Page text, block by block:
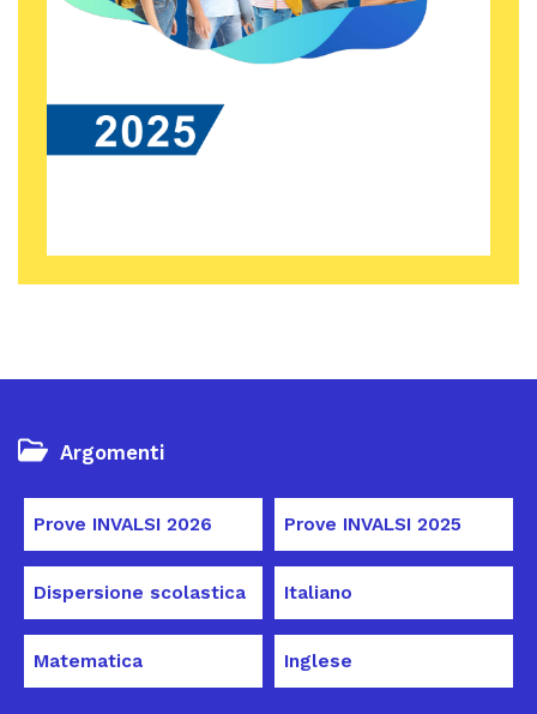
Argomenti
Prove INVALSI 2026 Prove INVALSI 2025
Dispersione scolastica Italiano
Matematica Inglese